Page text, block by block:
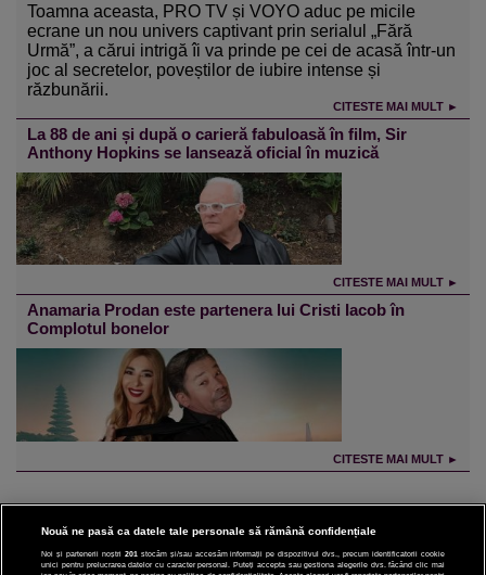
Toamna aceasta, PRO TV și VOYO aduc pe micile
ecrane un nou univers captivant prin serialul „Fără
Urmă”, a cărui intrigă îi va prinde pe cei de acasă într-un
joc al secretelor, poveștilor de iubire intense și
răzbunării.
CITESTE MAI MULT ►
La 88 de ani și după o carieră fabuloasă în film, Sir
Anthony Hopkins se lansează oficial în muzică
CITESTE MAI MULT ►
Anamaria Prodan este partenera lui Cristi Iacob în
Complotul bonelor
CITESTE MAI MULT ►
Nouă ne pasă ca datele tale personale să rămână confidențiale
Noi și partenerii noștri 201 stocăm și/sau accesăm informații pe dispozitivul dvs., precum identificatorii cookie
unici pentru prelucrarea datelor cu caracter personal. Puteți accepta sau gestiona alegerile dvs. făcând clic mai